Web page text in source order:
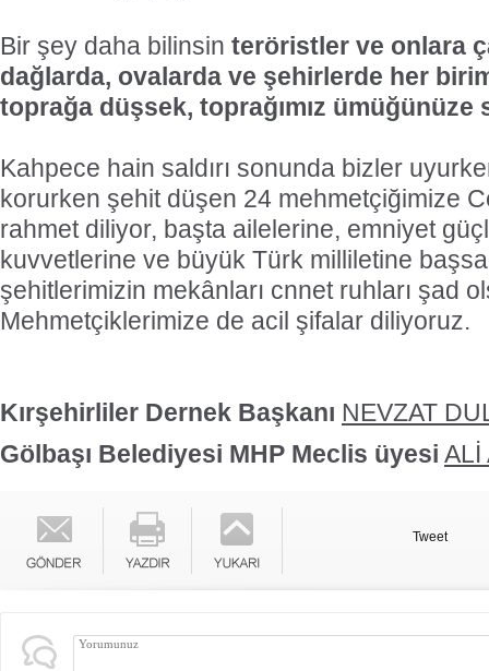
Bir şey daha bilinsin teröristler ve onlara
dağlarda, ovalarda ve şehirlerde her
toprağa düşsek, toprağımız ümüğünüze
Kahpece hain saldırı sonunda bizler
korurken şehit düşen 24 mehmetçiğimize
rahmet diliyor, başta ailelerine, emniyet
kuvvetlerine ve büyük Türk milliletine
şehitlerimizin mekânları cnnet ruhları şad
Mehmetçiklerimize de acil şifalar diliyoruz.
Kırşehirliler Dernek Başkanı NEVZAT
Gölbaşı Belediyesi MHP Meclis üyesi ALİ
Tweet